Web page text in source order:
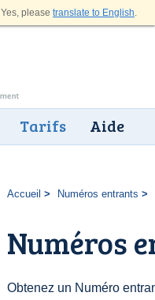
Yes, please translate to English.
Tarifs Aide
Accueil Numéros entrants
Numéros
Obtenez un Numéro